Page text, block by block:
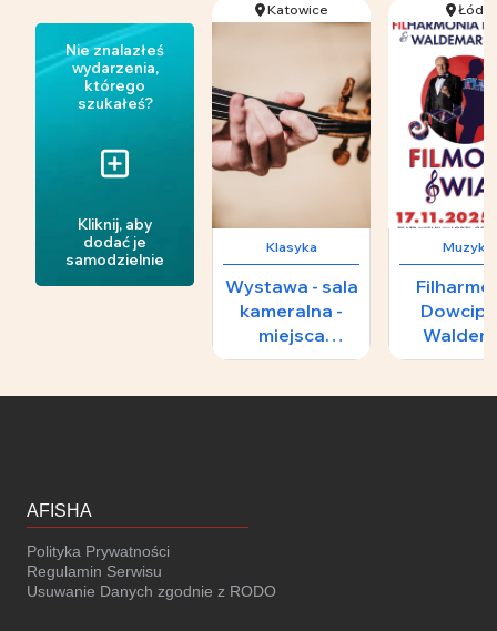
Nie znalazłeś
wydarzenia,
którego
szukałeś?
Kliknij, aby
dodać je
samodzielnie
Katowice
Klasyka
Wystawa - sala
kameralna -
miejsca
numerowane i
Łódź
Muzyka
Malicki
AFISHA
Polityka Prywatności
Regulamin Serwisu
Usuwanie Danych zgodnie z RODO